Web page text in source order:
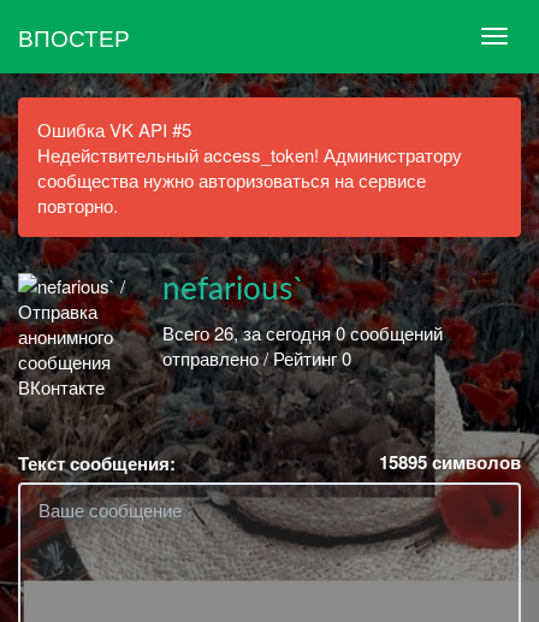
ВПОСТЕР
Ошибка VK API #5
Недействительный access_token! Администратору
сообщества нужно авторизоваться на сервисе
повторно.
nefarious`
Всего 26, за сегодня 0 сообщений
отправлено / Рейтинг 0
Текст сообщения: 15895символов